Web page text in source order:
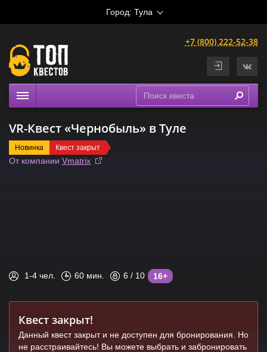
Город: Тула
+7 (800) 222-52-38
Расписание
Рейтинги
VR-Квест «Чернобыль» в Туле
Новинка Квест закрыт
От компании Vmatrix
1-4 чел. 60 мин. 6 / 10 16+
Квест закрыт!
Данный квест закрыт и не доступен для бронирования. Но
не расстраивайтесь! Вы можете выбрать и забронировать